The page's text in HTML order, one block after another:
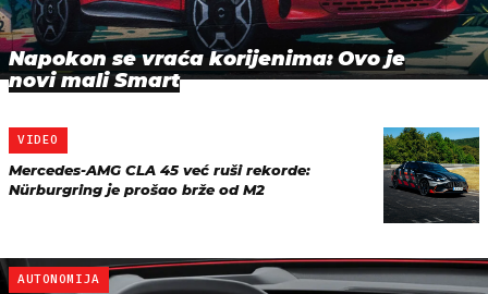
Napokon se vraća korijenima: Ovo je
novi mali Smart
VIDEO
Mercedes-AMG CLA 45 već ruši rekorde:
Nürburgring je prošao brže od M2
AUTONOMIJA